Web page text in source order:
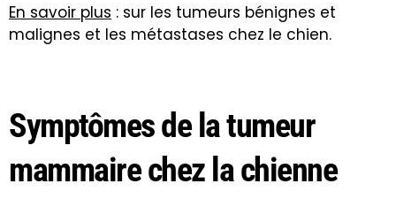
En savoir plus : sur les tumeurs bénignes et
malignes et les métastases chez le chien.
Symptômes de la tumeur
mammaire chez la chienne